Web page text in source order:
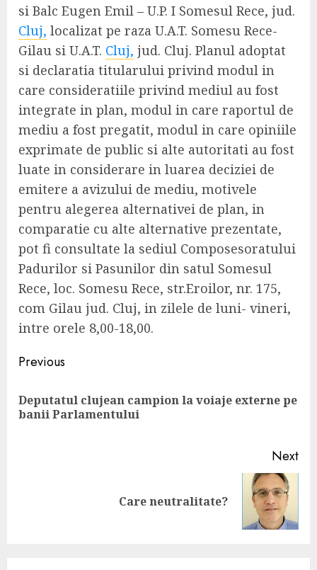
si Balc Eugen Emil – U.P. I Somesul Rece, jud.
Cluj, localizat pe raza U.A.T. Somesu Rece-
Gilau si U.A.T. Cluj, jud. Cluj. Planul adoptat
si declaratia titularului privind modul in
care consideratiile privind mediul au fost
integrate in plan, modul in care raportul de
mediu a fost pregatit, modul in care opiniile
exprimate de public si alte autoritati au fost
luate in considerare in luarea deciziei de
emitere a avizului de mediu, motivele
pentru alegerea alternativei de plan, in
comparatie cu alte alternative prezentate,
pot fi consultate la sediul Composesoratului
Padurilor si Pasunilor din satul Somesul
Rece, loc. Somesu Rece, str.Eroilor, nr. 175,
com Gilau jud. Cluj, in zilele de luni- vineri,
intre orele 8,00-18,00.
Continue
Reading
Previous
Deputatul clujean campion la voiaje externe pe
banii Parlamentului
Next
Care neutralitate?